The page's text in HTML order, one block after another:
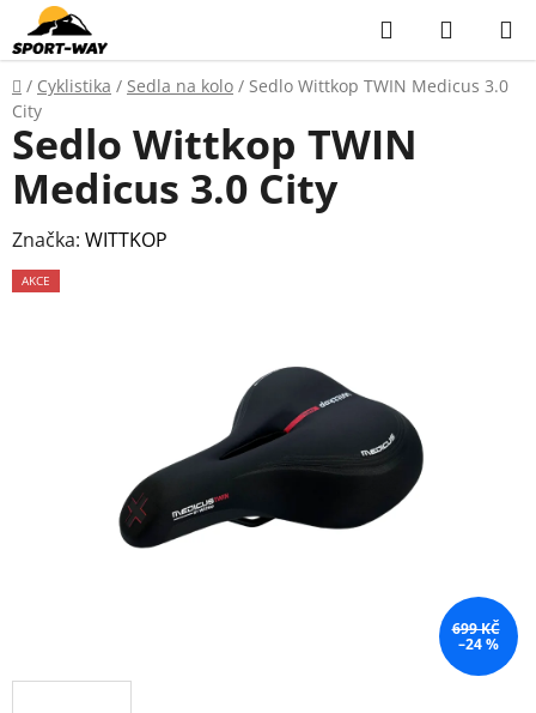
Přejít
na
obsah
Hledat
KOŠÍK
Domů
/ Cyklistika / Sedla na kolo / Sedlo Wittkop TWIN Medicus 3.0
City
Sedlo Wittkop TWIN
Medicus 3.0 City
Značka: WITTKOP
AKCE
699 KČ
–24 %